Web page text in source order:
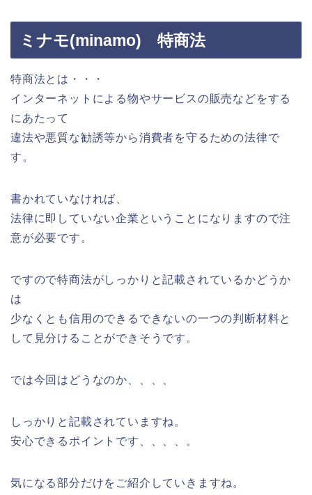
ミナモ(minamo) 特商法
特商法とは・・・
インターネットによる物やサービスの販売などをする
にあたって
違法や悪質な勧誘等から消費者を守るための法律で
す。
書かれていなければ、
法律に即していない企業ということになりますので注
意が必要です。
ですので特商法がしっかりと記載されているかどうか
は
少なくとも信用のできるできないの一つの判断材料と
して見分けることができそうです。
では今回はどうなのか、、、、
しっかりと記載されていますね。
安心できるポイントです、、、、。
気になる部分だけをご紹介していきますね。